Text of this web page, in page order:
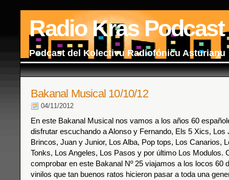
Radio Kras Podcast
Podcast del Kolectivu Radiofónicu Asturianu
Bakanal Musical 10/10/12
04/11/2012
En este Bakanal Musical nos vamos a los años 60
disfrutar escuchando a Alonso y Fernando, Els 5 Xics, Los
Brincos, Juan y Junior, Los Alba, Pop tops, Los Canarios,
Tonks, Los Angeles, Los Pasos y por último Los Modulos.
comprobar en este Bakanal Nº 25 viajamos a los locos 60
vinilos que tan buenos ratos hicieron pasar a toda una